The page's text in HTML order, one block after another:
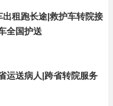
出租跑长途|救护车转院接
全国护送
运送病人|跨省转院服务